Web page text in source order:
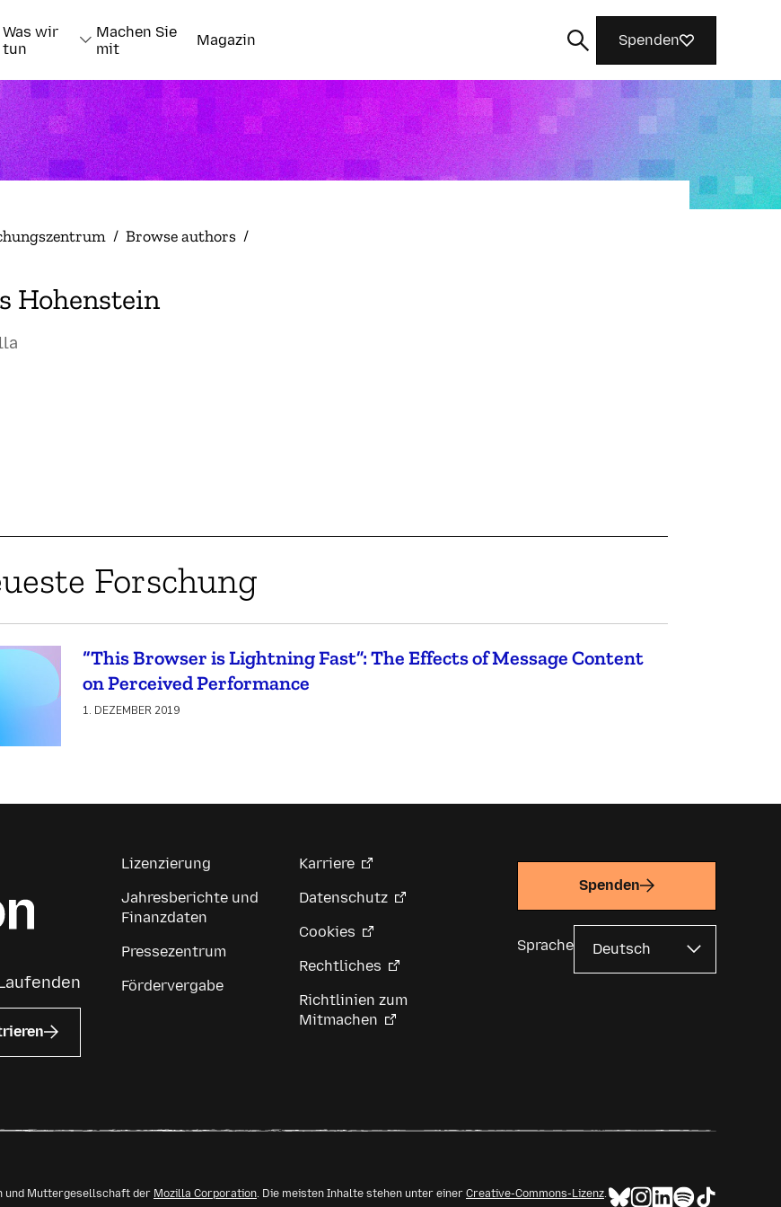
Was wir
tun
Machen Sie
mit
Magazin Spenden
/ Browse authors /
Hohenstein
Forschung
“This Browser is Lightning Fast”: The Effects of Message Content
on Perceived Performance
1. DEZEMBER 2019
Lizenzierung
Jahresberichte und
Finanzdaten
Pressezentrum
Fördervergabe
Karriere
Datenschutz
Cookies
Rechtliches
Richtlinien zum
Mitmachen
Spenden
Sprache
und Muttergesellschaft der Mozilla Corporation . Die meisten Inhalte stehen unter einer Creative-Commons-Lizenz